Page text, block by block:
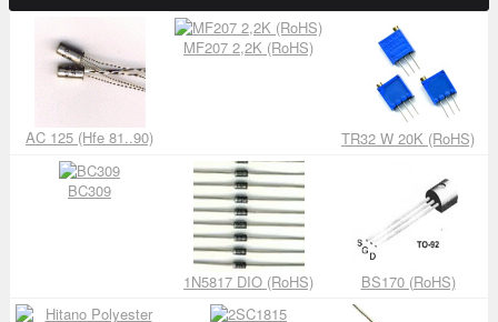
AC 125 (Hfe 81..90)
MF207 2,2K (RoHS)
TR32 W 20K (RoHS)
BC309
1N5817 DIO (RoHS) BS170 (RoHS)